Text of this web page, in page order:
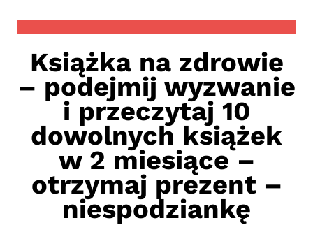
Książka na zdrowie
– podejmij wyzwanie
i przeczytaj 10
dowolnych książek
w 2 miesiące –
otrzymaj prezent –
niespodziankę